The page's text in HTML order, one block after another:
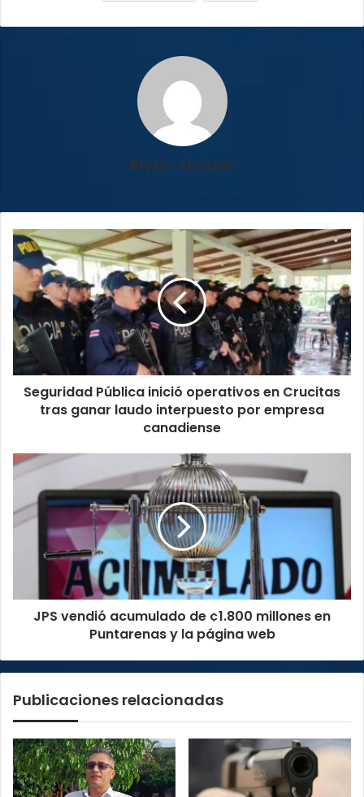
Bryan Alcázar
Seguridad
Pública
inició
operativos
en
Crucitas
tras
ganar
laudo
interpuesto
Seguridad Pública inició operativos en Crucitas
tras ganar laudo interpuesto por empresa
canadiense
JPS
acumulado
de
¢1.800
Puntarenas
y
JPS vendió acumulado de ¢1.800 millones en
Puntarenas y la página web
Publicaciones relacionadas